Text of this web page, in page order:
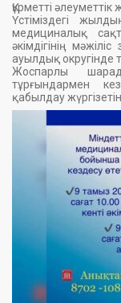
Құрметті
Үстіміздегі
медициналық
әкімдігінің
ауылдық округінде
Жоспарлы
тұрғындармен
қабылдау